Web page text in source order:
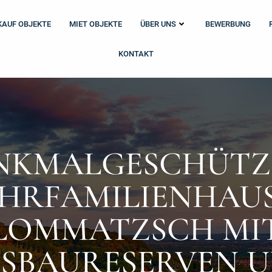
OBJEKTE MIET OBJEKTE ÜBER UNS BEWERBUNG
KONTAKT